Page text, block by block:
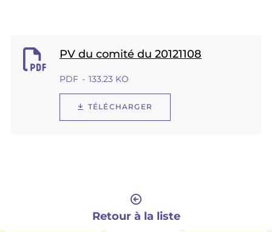
PV du comité du 20121108
PDF 133.23 KO
TÉLÉCHARGER
Retour à la liste